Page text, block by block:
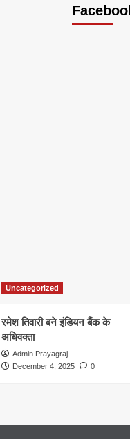
Uncategorized
रमेश तिवारी बने इंडियन बैंक के
अधिवक्ता
Admin Prayagraj
December 4, 2025
0